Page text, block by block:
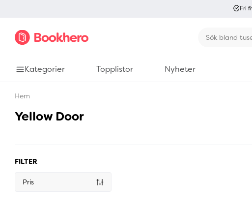
Fri
Kategorier Topplistor Nyheter
Hem
Yellow Door
FILTER
Pris